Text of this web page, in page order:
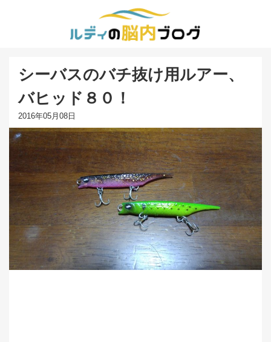
シーバスのバチ抜け用ルアー、
バヒッド８０！
2016年05月08日